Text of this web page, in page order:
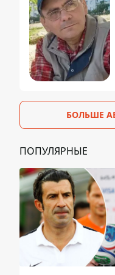
БОЛЬШЕ
ПОПУЛЯРНЫЕ